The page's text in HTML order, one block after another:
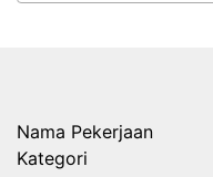
Nama Pekerjaan
Kategori